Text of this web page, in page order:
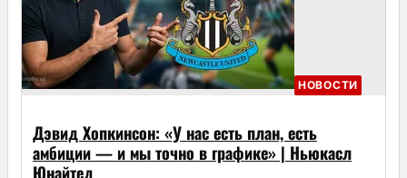
НОВОСТИ
Дэвид Хопкинсон: «У нас есть план, есть
амбиции — и мы точно в графике» | Ньюкасл
Юнайтед